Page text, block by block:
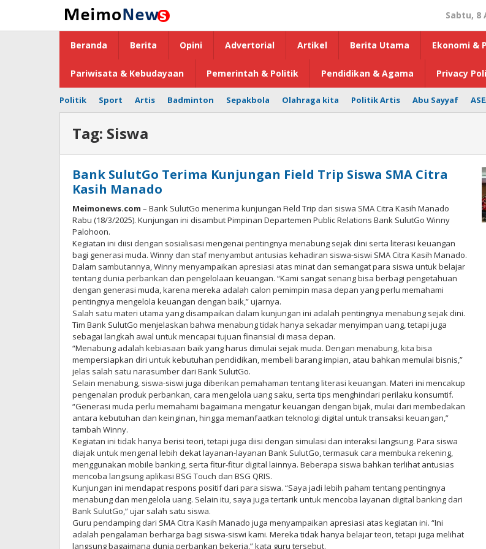
konten
Sabtu, 8
Beranda Berita Opini Advertorial Artikel Berita Utama Ekonomi &
Pariwisata & Kebudayaan Pemerintah & Politik Pendidikan & Agama Privacy
Politik Sport Artis Badminton Sepakbola Olahraga kita Politik Artis Abu Sayyaf
Tag: Siswa
Bank SulutGo Terima Kunjungan Field Trip Siswa SMA Citra
Kasih Manado
Meimonews.com – Bank SulutGo menerima kunjungan Field Trip dari siswa SMA Citra Kasih Manado
Rabu (18/3/2025). Kunjungan ini disambut Pimpinan Departemen Public Relations Bank SulutGo Winny
Palohoon.
Kegiatan ini diisi dengan sosialisasi mengenai pentingnya menabung sejak dini serta literasi keuangan
bagi generasi muda. Winny dan staf menyambut antusias kehadiran siswa-siswi SMA Citra Kasih Manado.
Dalam sambutannya, Winny menyampaikan apresiasi atas minat dan semangat para siswa untuk belajar
tentang dunia perbankan dan pengelolaan keuangan. “Kami sangat senang bisa berbagi pengetahuan
dengan generasi muda, karena mereka adalah calon pemimpin masa depan yang perlu memahami
pentingnya mengelola keuangan dengan baik,” ujarnya.
Salah satu materi utama yang disampaikan dalam kunjungan ini adalah pentingnya menabung sejak dini.
Tim Bank SulutGo menjelaskan bahwa menabung tidak hanya sekadar menyimpan uang, tetapi juga
sebagai langkah awal untuk mencapai tujuan finansial di masa depan.
“Menabung adalah kebiasaan baik yang harus dimulai sejak muda. Dengan menabung, kita bisa
mempersiapkan diri untuk kebutuhan pendidikan, membeli barang impian, atau bahkan memulai bisnis,”
jelas salah satu narasumber dari Bank SulutGo.
Selain menabung, siswa-siswi juga diberikan pemahaman tentang literasi keuangan. Materi ini mencakup
pengenalan produk perbankan, cara mengelola uang saku, serta tips menghindari perilaku konsumtif.
“Generasi muda perlu memahami bagaimana mengatur keuangan dengan bijak, mulai dari membedakan
antara kebutuhan dan keinginan, hingga memanfaatkan teknologi digital untuk transaksi keuangan,”
tambah Winny.
Kegiatan ini tidak hanya berisi teori, tetapi juga diisi dengan simulasi dan interaksi langsung. Para siswa
diajak untuk mengenal lebih dekat layanan-layanan Bank SulutGo, termasuk cara membuka rekening,
menggunakan mobile banking, serta fitur-fitur digital lainnya. Beberapa siswa bahkan terlihat antusias
mencoba langsung aplikasi BSG Touch dan BSG QRIS.
Kunjungan ini mendapat respons positif dari para siswa. “Saya jadi lebih paham tentang pentingnya
menabung dan mengelola uang. Selain itu, saya juga tertarik untuk mencoba layanan digital banking dari
Bank SulutGo,” ujar salah satu siswa.
Guru pendamping dari SMA Citra Kasih Manado juga menyampaikan apresiasi atas kegiatan ini. “Ini
adalah pengalaman berharga bagi siswa-siswi kami. Mereka tidak hanya belajar teori, tetapi juga melihat
langsung bagaimana dunia perbankan bekerja,” kata guru tersebut.